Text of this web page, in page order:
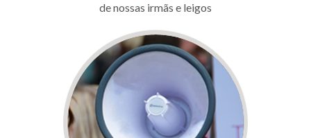
de nossas irmãs e leigos